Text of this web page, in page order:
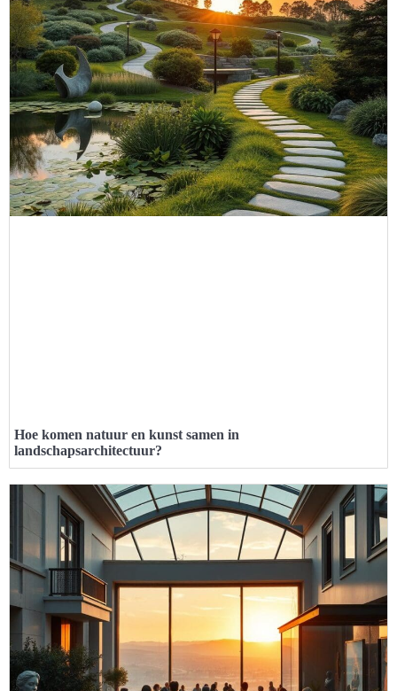
Hoe komen natuur en kunst samen in
landschapsarchitectuur?